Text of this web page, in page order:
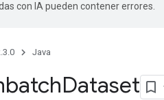
con IA pueden contener errores.
Java
Dataset